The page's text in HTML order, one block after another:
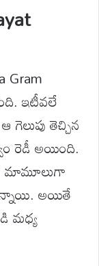
Gram
ఇటీవలే
గెలుపు తెచ్చిన
రెడీ అయింది.
మామూలుగా
అయితే
మధ్య